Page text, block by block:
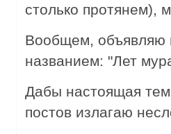
столько протянем),
Вообщем, объявляю
названием: "Лет
Дабы настоящая
постов излагаю